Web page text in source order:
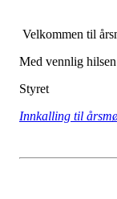
Velkommen til
Med vennlig hilsen
Styret
Innkalling til